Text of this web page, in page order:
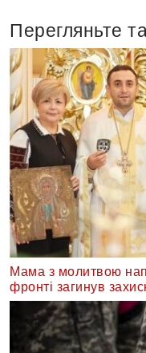
Перегляньте
Мама з молитвою
фронті загинув